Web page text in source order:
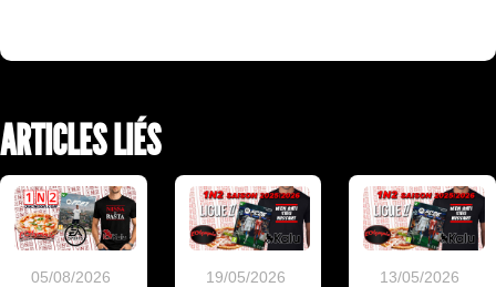
ARTICLES LIÉS
05/08/2026
19/05/2026
13/05/2026